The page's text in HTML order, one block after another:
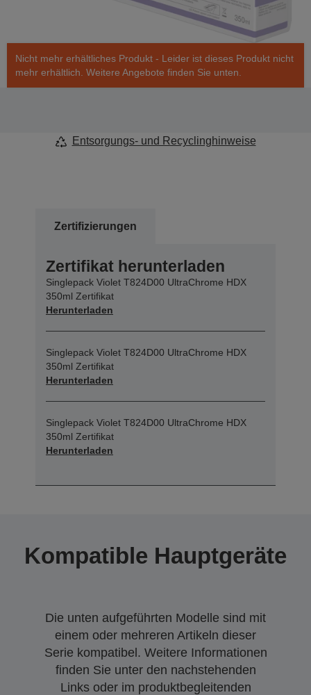
Nicht mehr erhältliches Produkt - Leider ist dieses Produkt nicht
mehr erhältlich. Weitere Angebote finden Sie unten.
Entsorgungs- und Recyclinghinweise
Zertifizierungen
Zertifikat herunterladen
Singlepack Violet T824D00 UltraChrome HDX
350ml Zertifikat
Herunterladen
Singlepack Violet T824D00 UltraChrome HDX
350ml Zertifikat
Herunterladen
Singlepack Violet T824D00 UltraChrome HDX
350ml Zertifikat
Herunterladen
Kompatible Hauptgeräte
Die unten aufgeführten Modelle sind mit
einem oder mehreren Artikeln dieser
Serie kompatibel. Weitere Informationen
finden Sie unter den nachstehenden
Links oder im produktbegleitenden